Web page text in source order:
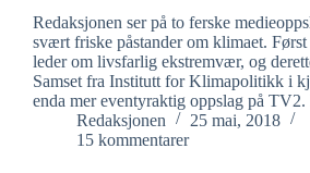
Redaksjonen ser på to ferske
svært friske påstander om klimaet.
leder om livsfarlig ekstremvær, og
Samset fra Institutt for Klimapolitikk i
enda mer eventyraktig oppslag på
Redaksjonen
25 mai, 2018
15 kommentarer